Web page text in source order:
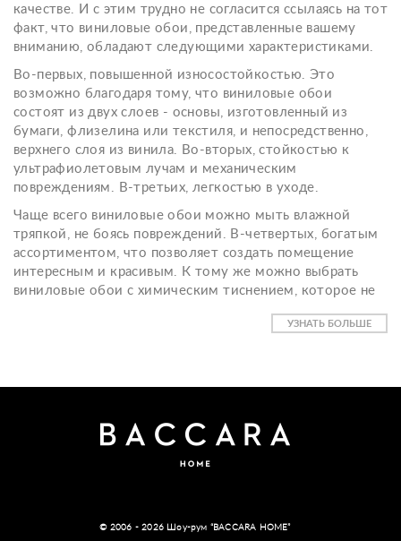
качестве. И с этим трудно не согласится ссылаясь на тот
факт, что виниловые обои, представленные вашему
вниманию, обладают следующими характеристиками.
Во-первых, повышенной износостойкостью. Это
возможно благодаря тому, что виниловые обои
состоят из двух слоев - основы, изготовленный из
бумаги, флизелина или текстиля, и непосредственно,
верхнего слоя из винила. Во-вторых, стойкостью к
ультрафиолетовым лучам и механическим
повреждениям. В-третьих, легкостью в уходе.
Чаще всего виниловые обои можно мыть влажной
тряпкой, не боясь повреждений. В-четвертых, богатым
ассортиментом, что позволяет создать помещение
интересным и красивым. К тому же можно выбрать
виниловые обои с химическим тиснением, которое не
виниловые, или тяжелые виниловые. Выбранные вами с
УЗНАТЬ БОЛЬШЕ
© 2006 - 2026 Шоу-рум “BACCARA HOME”